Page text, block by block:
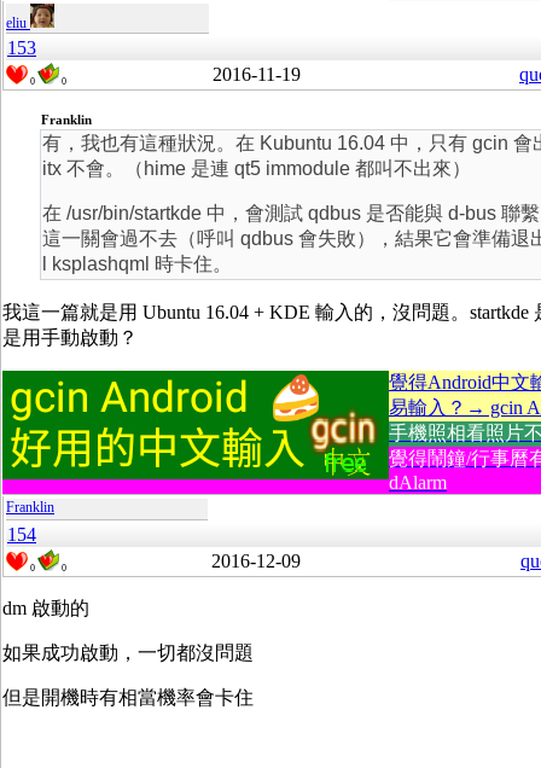
eliu
153
0 0 2016-11-19
Franklin
有，我也有這種狀況。在 Kubuntu 16.04 中，只有 gcin 會
itx 不會。（hime 是連 qt5 immodule 都叫不出來）
在 /usr/bin/startkde 中，會測試 qdbus 是否能與 d-bus 聯
這一關會過不去（呼叫 qdbus 會失敗），結果它會準備退
l ksplashqml 時卡住。
我這一篇就是用 Ubuntu 16.04 + KDE 輸入的，沒問題。startkde
是用手動啟動？
覺得Android中文
易輸入？→ gcin
手機照相看照片
覺得鬧鐘/行事
dAlarm
Franklin
154
0 0 2016-12-09
dm 啟動的
如果成功啟動，一切都沒問題
但是開機時有相當機率會卡住